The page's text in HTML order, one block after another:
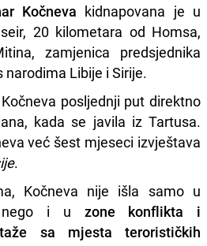
Kočneva kidnapovana je u
20 kilometara od Homsa,
zamjenica predsjednika
Libije i Sirije.
posljednji put direktno
kada se javila iz Tartusa.
već šest mjeseci izvještava
.
Kočneva nije išla samo u
nego i u zone konflikta i
sa mjesta terorističkih